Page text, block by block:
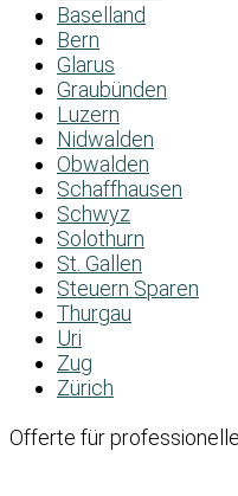
Baselland
Bern
Glarus
Graubünden
Luzern
Nidwalden
Obwalden
Schaffhausen
Schwyz
Solothurn
St. Gallen
Steuern Sparen
Thurgau
Uri
Zug
Zürich
Offerte für